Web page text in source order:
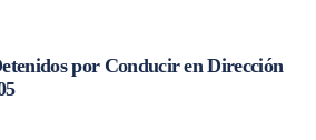
por Conducir en Dirección